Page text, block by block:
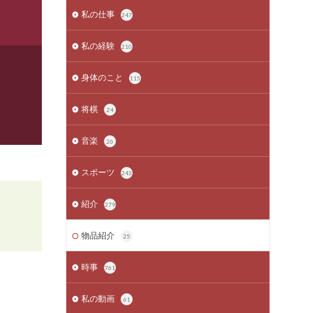
私の仕事 247
私の経験 210
身体のこと 115
将棋 24
音楽 26
スポーツ 243
紹介 279
物品紹介 25
時事 761
私の動画 61